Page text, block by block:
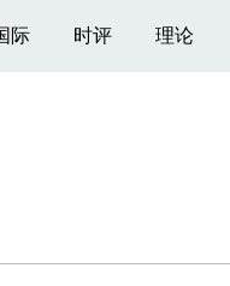
际 时评 理论